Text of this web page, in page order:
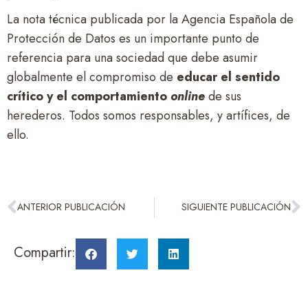
La nota técnica publicada por la Agencia Española de
Protección de Datos es un importante punto de
referencia para una sociedad que debe asumir
globalmente el compromiso de educar el sentido
crítico y el comportamientoonlinede sus
herederos. Todos somos responsables, y artífices, de
ello.
ANTERIOR PUBLICACIÓN SIGUIENTE PUBLICACIÓN
Compartir: